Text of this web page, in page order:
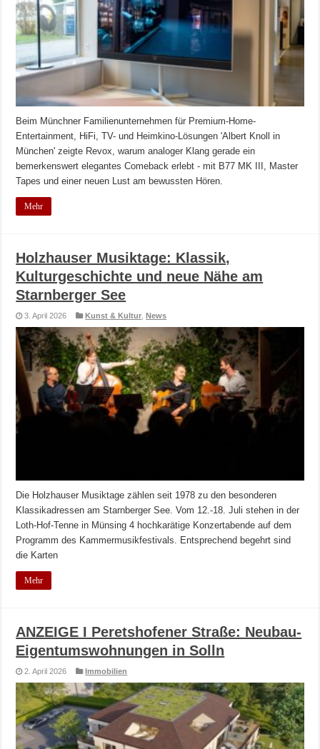
Beim Münchner Familienunternehmen für Premium-Home-
Entertainment, HiFi, TV- und Heimkino-Lösungen 'Albert Knoll in
München' zeigte Revox, warum analoger Klang gerade ein
bemerkenswert elegantes Comeback erlebt - mit B77 MK III, Master
Tapes und einer neuen Lust am bewussten Hören.
Mehr
Holzhauser Musiktage: Klassik,
Kulturgeschichte und neue Nähe am
Starnberger See
3. April 2026 Kunst & Kultur ,News
Die Holzhauser Musiktage zählen seit 1978 zu den besonderen
Klassikadressen am Starnberger See. Vom 12.-18. Juli stehen in der
Loth-Hof-Tenne in Münsing 4 hochkarätige Konzertabende auf dem
Programm des Kammermusikfestivals. Entsprechend begehrt sind
die Karten
Mehr
ANZEIGE I Peretshofener Straße: Neubau-
Eigentumswohnungen in Solln
2. April 2026 Immobilien